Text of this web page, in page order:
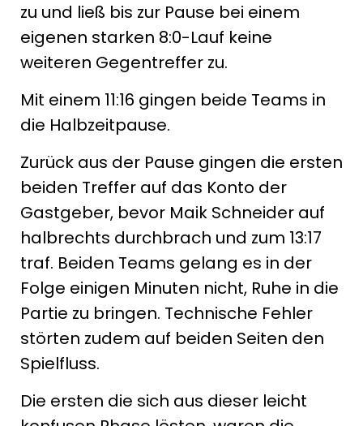
zu und ließ bis zur Pause bei einem
eigenen starken 8:0-Lauf keine
weiteren Gegentreffer zu.
Mit einem 11:16 gingen beide Teams in
die Halbzeitpause.
Zurück aus der Pause gingen die ersten
beiden Treffer auf das Konto der
Gastgeber, bevor Maik Schneider auf
halbrechts durchbrach und zum 13:17
traf. Beiden Teams gelang es in der
Folge einigen Minuten nicht, Ruhe in die
Partie zu bringen. Technische Fehler
störten zudem auf beiden Seiten den
Spielfluss.
Die ersten die sich aus dieser leicht